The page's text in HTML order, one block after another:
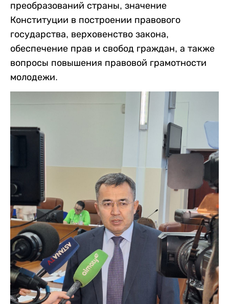
преобразований страны, значение
Конституции в построении правового
государства, верховенство закона,
обеспечение прав и свобод граждан, а также
вопросы повышения правовой грамотности
молодежи.